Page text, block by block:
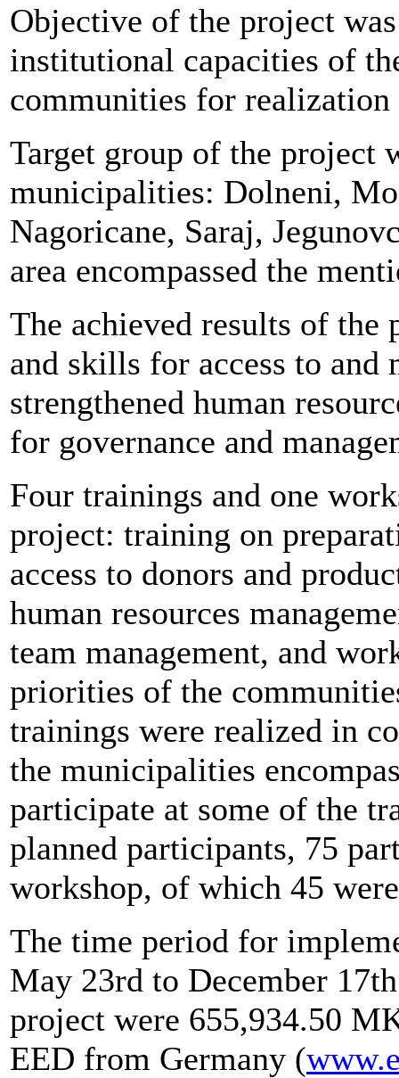
Objective of the project
institutional capacities of
communities for
Target group of the project
municipalities: Dolneni,
Nagoricane, Saraj,
area encompassed the
The achieved results of the
and skills for access to and
strengthened human
for governance and
Four trainings and one
project: training on
access to donors and
human resources
team management, and
priorities of the
trainings were realized in
the municipalities
participate at some of the
planned participants, 75
workshop, of which 45
The time period for
May 23rd to December
project were 655,934.50
EED from Germany (